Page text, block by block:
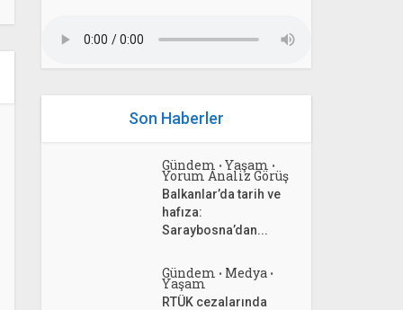
Son Haberler
Gündem • Yaşam •
Yorum Analiz Görüş
Balkanlar’da tarih ve
hafıza:
Saraybosna’dan...
Gündem • Medya •
Yaşam
RTÜK cezalarında